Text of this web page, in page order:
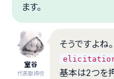
ます。
室谷
代表取締役
そうですよね。
基本は2つを